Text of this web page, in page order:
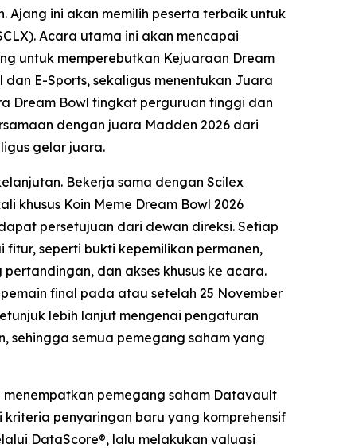
Ajang ini akan memilih peserta terbaik untuk
Acara utama ini akan mencapai
untuk memperebutkan Kejuaraan Dream
E-Sports, sekaligus menentukan Juara
Dream Bowl tingkat perguruan tinggi dan
dengan juara Madden 2026 dari
gelar juara.
Bekerja sama dengan Scilex
khusus Koin Meme Dream Bowl 2026
persetujuan dari dewan direksi. Setiap
seperti bukti kepemilikan permanen,
dan akses khusus ke acara.
final pada atau setelah 25 November
lebih lanjut mengenai pengaturan
sehingga semua pemegang saham yang
pemegang saham Datavault
penyaringan baru yang komprehensif
DataScore®, lalu melakukan valuasi